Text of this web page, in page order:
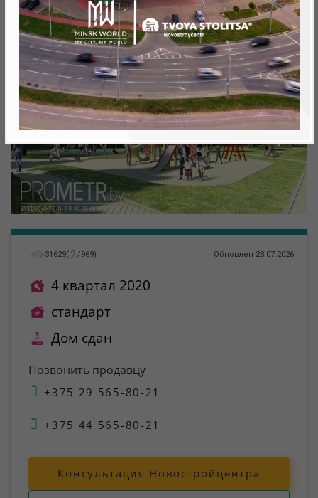
31629( 2 /969) Обновлен 28.07.2026
4 квартал 2020
стандарт
Дом сдан
Позвонить продавцу
+375 29 565-80-21
+375 44 565-80-21
Консультация Новостройцентра